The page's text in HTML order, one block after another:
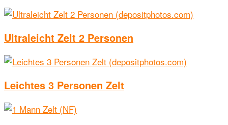
Ultraleicht Zelt 2 Personen
Leichtes 3 Personen Zelt